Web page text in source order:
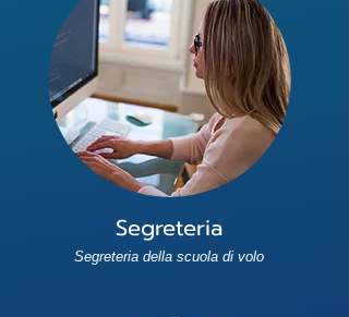
Segreteria
Segreteria della scuola di volo